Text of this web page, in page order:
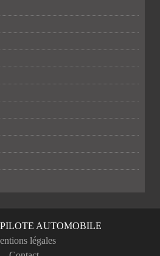
AUTOMOBILE
légales